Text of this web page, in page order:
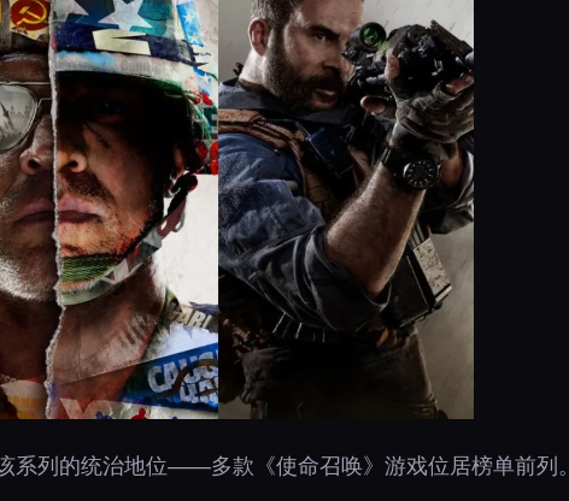
系列的统治地位——多款《使命召唤》游戏位居榜单前列。